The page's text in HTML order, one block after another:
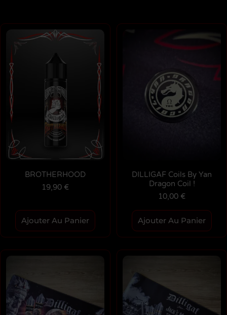
BROTHERHOOD
19,90 €
Ajouter Au Panier
DILLIGAF Coils By Yan
Dragon Coil !
10,00 €
Ajouter Au Panier